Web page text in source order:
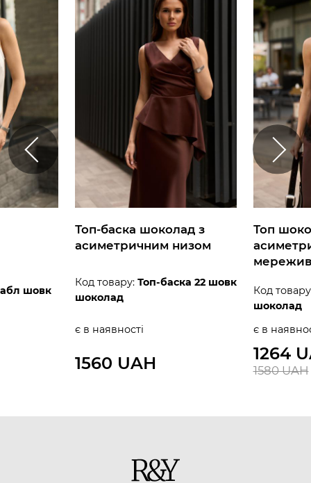
шовк
Топ-баска шоколад з
асиметричним низом
Код товару: Топ-баска 22 шовк
шоколад
є в наявності
1560 UAH
Топ
Код
шоколад
є в
1264
1580 UAH